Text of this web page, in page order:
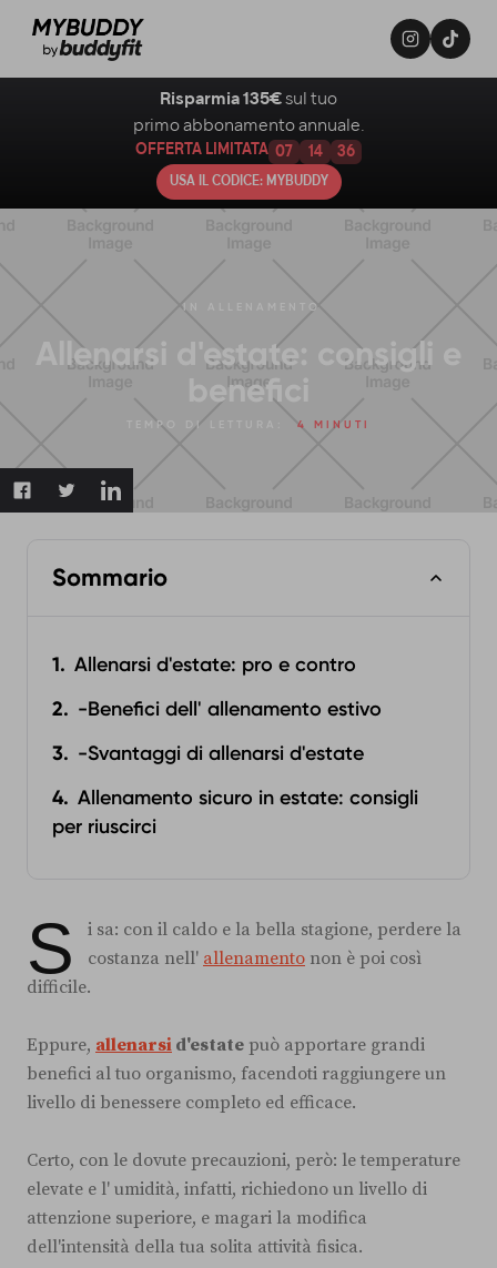
IN ALLENAMENTO
Allenarsi d'estate: consigli e
benefici
TEMPO DI LETTURA: 4 MINUTI
Sommario
Allenarsi d'estate: pro e contro
-Benefici dell' allenamento estivo
-Svantaggi di allenarsi d'estate
Allenamento sicuro in estate: consigli
per riuscirci
S
i sa: con il caldo e la bella stagione, perdere la
costanza nell' allenamento non è poi così
difficile.
Eppure, allenarsi d'estate può apportare grandi
benefici al tuo organismo, facendoti raggiungere un
livello di benessere completo ed efficace.
Certo, con le dovute precauzioni, però: le temperature
elevate e l' umidità, infatti, richiedono un livello di
attenzione superiore, e magari la modifica
dell'intensità della tua solita attività fisica.
Risparmia 135€ sul tuo
primo abbonamento annuale.
OFFERTA LIMITATA 07 14 35
USA IL CODICE: MYBUDDY